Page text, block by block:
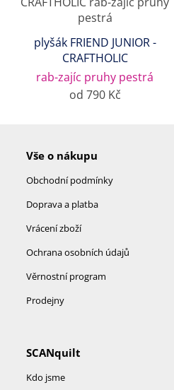
plyšák FRIEND JUNIOR -
CRAFTHOLIC
rab-zajíc pruhy pestrá
od 790 Kč
Vše o nákupu
Obchodní podmínky
Doprava a platba
Vrácení zboží
Ochrana osobních údajů
Věrnostní program
Prodejny
SCANquilt
Kdo jsme